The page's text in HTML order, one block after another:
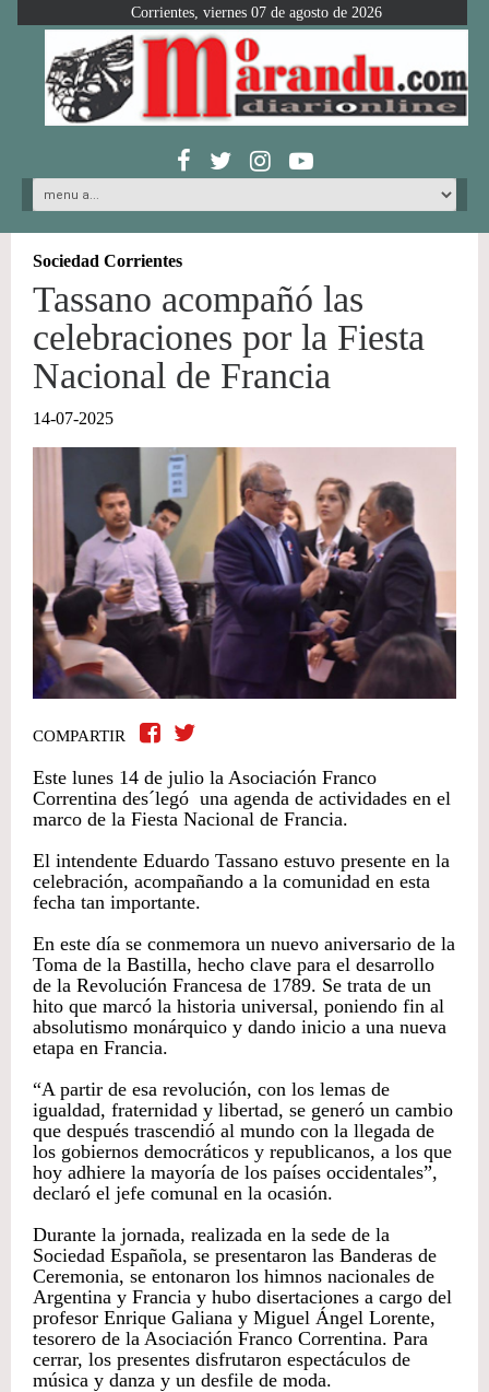
Corrientes, viernes 07 de agosto de 2026
Sociedad Corrientes
Tassano acompañó las
celebraciones por la Fiesta
Nacional de Francia
14-07-2025
COMPARTIR
Este lunes 14 de julio la Asociación Franco
Correntina des´legó una agenda de actividades en el
marco de la Fiesta Nacional de Francia.
El intendente Eduardo Tassano estuvo presente en la
celebración, acompañando a la comunidad en esta
fecha tan importante.
En este día se conmemora un nuevo aniversario de la
Toma de la Bastilla, hecho clave para el desarrollo
de la Revolución Francesa de 1789. Se trata de un
hito que marcó la historia universal, poniendo fin al
absolutismo monárquico y dando inicio a una nueva
etapa en Francia.
“A partir de esa revolución, con los lemas de
igualdad, fraternidad y libertad, se generó un cambio
que después trascendió al mundo con la llegada de
los gobiernos democráticos y republicanos, a los que
hoy adhiere la mayoría de los países occidentales”,
declaró el jefe comunal en la ocasión.
Durante la jornada, realizada en la sede de la
Sociedad Española, se presentaron las Banderas de
Ceremonia, se entonaron los himnos nacionales de
Argentina y Francia y hubo disertaciones a cargo del
profesor Enrique Galiana y Miguel Ángel Lorente,
tesorero de la Asociación Franco Correntina. Para
cerrar, los presentes disfrutaron espectáculos de
música y danza y un desfile de moda.